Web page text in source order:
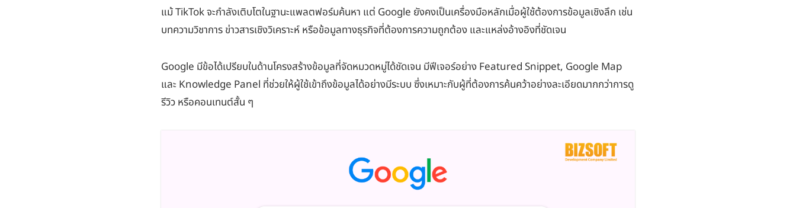
แม้ TikTok จะกำลังเติบโตในฐานะแพลตฟอร์มค้นหา แต่ Google ยังคงเป็นเครื่องมือหลักเมื่อผู้ใช้ต้องการข้อมูลเชิงลึก เช่น
บทความวิชาการ ข่าวสารเชิงวิเคราะห์ หรือข้อมูลทางธุรกิจที่ต้องการความถูกต้อง และแหล่งอ้างอิงที่ชัดเจน
Google มีข้อได้เปรียบในด้านโครงสร้างข้อมูลที่จัดหมวดหมู่ได้ชัดเจน มีฟีเจอร์อย่าง Featured Snippet, Google Map
และ Knowledge Panel ที่ช่วยให้ผู้ใช้เข้าถึงข้อมูลได้อย่างมีระบบ ซึ่งเหมาะกับผู้ที่ต้องการค้นคว้าอย่างละเอียดมากกว่าการดู
รีวิว หรือคอนเทนต์สั้น ๆ